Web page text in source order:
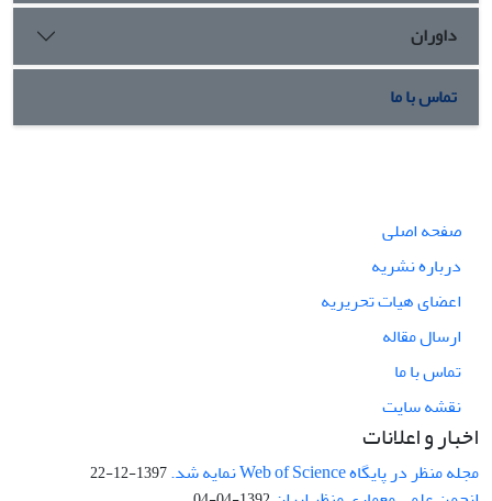
داوران
تماس با ما
صفحه اصلی
درباره نشریه
اعضای هیات تحریریه
ارسال مقاله
تماس با ما
نقشه سایت
اخبار و اعلانات
مجله منظر در پایگاه Web of Science نمایه شد. 1397-12-22